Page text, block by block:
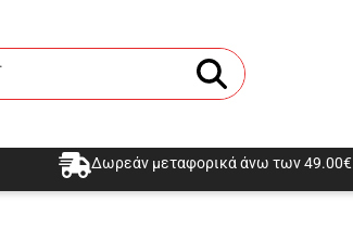
Δωρεάν μεταφορικά άνω των 49.00€